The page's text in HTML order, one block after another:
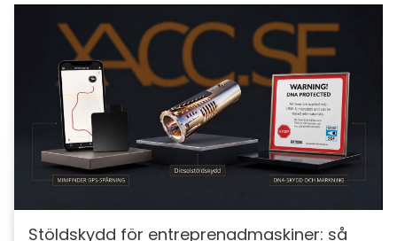
Stöldskydd för entreprenadmaskiner: så